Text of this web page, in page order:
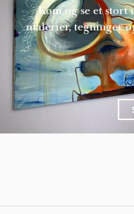
Kom og se et stort
malerier, tegninger